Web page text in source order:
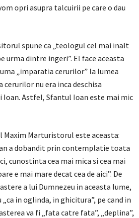
opri asupra talcuirii pe care o dau
spune ca „teologul cel mai inalt
urma dintre ingeri”. El face aceasta
„imparatia cerurilor” la lumea
nu era inca deschisa
Astfel, Sfantul Ioan este mai mic
Maxim Marturistorul este aceasta:
a dobandit prin contemplatie toata
cunostinta cea mai mica si cea mai
e mai mare decat cea de aici”. De
a lui Dumnezeu in aceasta lume,
in oglinda, in ghicitura”, pe cand in
va fi „fata catre fata”, „deplina”,